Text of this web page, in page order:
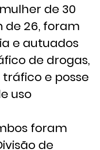
de 30
de 26, foram
e autuados
de drogas,
e posse
uso
foram
de